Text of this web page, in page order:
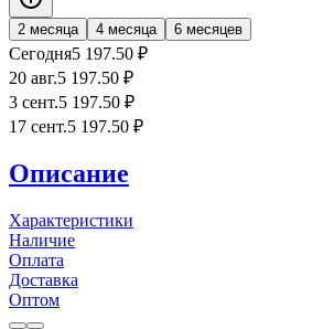
2 месяца 4 месяца 6 месяцев
Сегодня5 197.50 ₽
20 авг.5 197.50 ₽
3 сент.5 197.50 ₽
17 сент.5 197.50 ₽
Описание
Характеристики
Наличие
Оплата
Доставка
Оптом